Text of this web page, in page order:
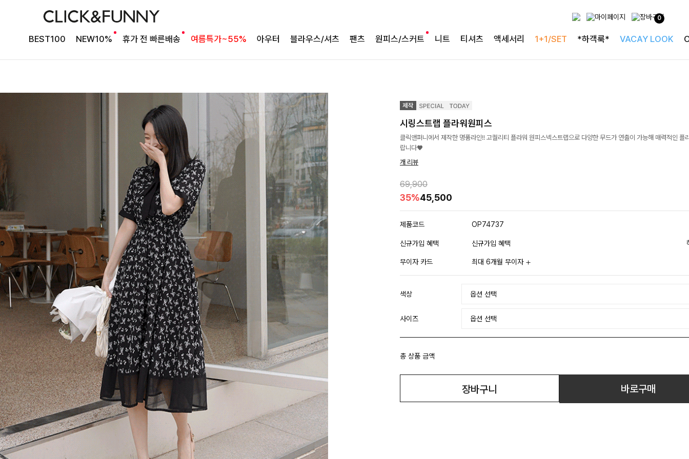
0
BEST100 NEW10% 휴가 전 빠른배송 여름특가~55% 아우터 블라우스/셔츠 팬츠 원피스/스커트 니트 티셔츠 액세서리 1+1/SET *하객룩* VACAY LOOK
시링스트랩 플라워원피스
클릭앤퍼니에서 제작한 명품라인!! 고퀄리티 플라워 원피스넥스트랩으로 다양한 무드가 연출이 가능해 매력적인 플
랍니다♥
개 리뷰
69,900
35%45,500
제품코드 OP74737
신규가입 혜택 신규가입 혜택
무이자 카드 최대 6개월 무이자
색상
사이즈
총 상품 금액
장바구니 바로구매